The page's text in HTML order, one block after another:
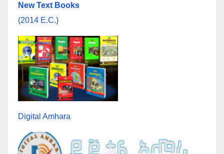
New Text Books
(2014 E.C.)
Digital Amhara